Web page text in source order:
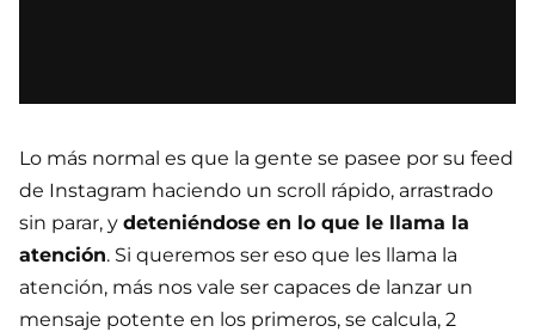
Lo más normal es que la gente se pasee por su feed
de Instagram haciendo un scroll rápido, arrastrado
sin parar, y deteniéndose en lo que le llama la
atención. Si queremos ser eso que les llama la
atención, más nos vale ser capaces de lanzar un
mensaje potente en los primeros, se calcula, 2